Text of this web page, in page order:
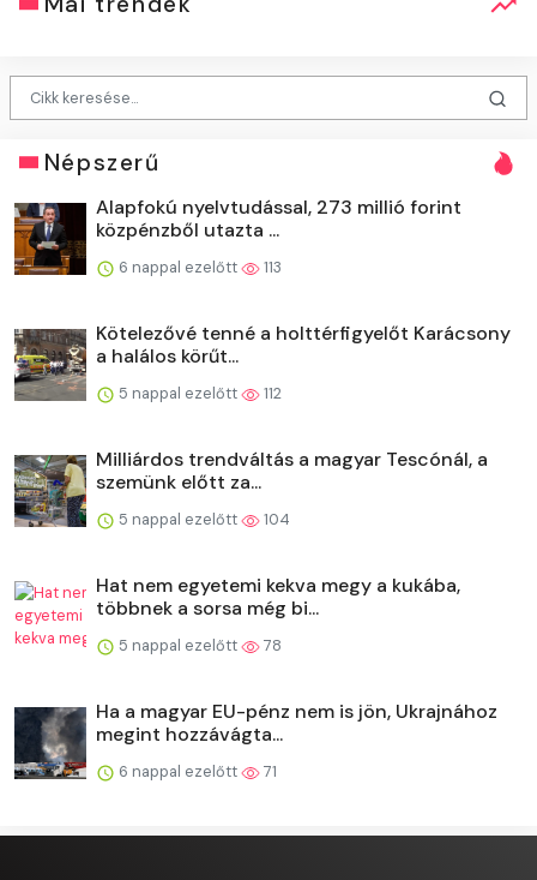
Népszerű
Alapfokú nyelvtudással, 273 millió forint
közpénzből utazta ...
6 nappal ezelőtt 113
Kötelezővé tenné a holttérfigyelőt Karácsony
a halálos körűt...
5 nappal ezelőtt 112
Milliárdos trendváltás a magyar Tescónál, a
szemünk előtt za...
5 nappal ezelőtt 104
Hat nem egyetemi kekva megy a kukába,
többnek a sorsa még bi...
5 nappal ezelőtt 78
Ha a magyar EU-pénz nem is jön, Ukrajnához
megint hozzávágta...
6 nappal ezelőtt 71